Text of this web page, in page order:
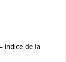
indice de la